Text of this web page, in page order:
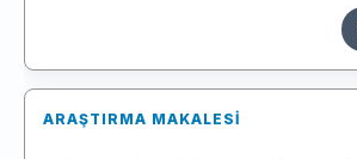
ARAŞTIRMA MAKALESI